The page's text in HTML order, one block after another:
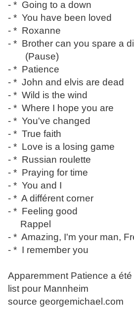
- * Going to a down
- * You have been loved
- * Roxanne
- * Brother can you spare a
(Pause)
- * Patience
- * John and elvis are dead
- * Wild is the wind
- * Where I hope you are
- * You've changed
- * True faith
- * Love is a losing game
- * Russian roulette
- * Praying for time
- * You and I
- * A différent corner
- * Feeling good
Rappel
- * Amazing, I'm your man,
- * I remember you
Apparemment Patience a
list pour Mannheim
source georgemichael.com